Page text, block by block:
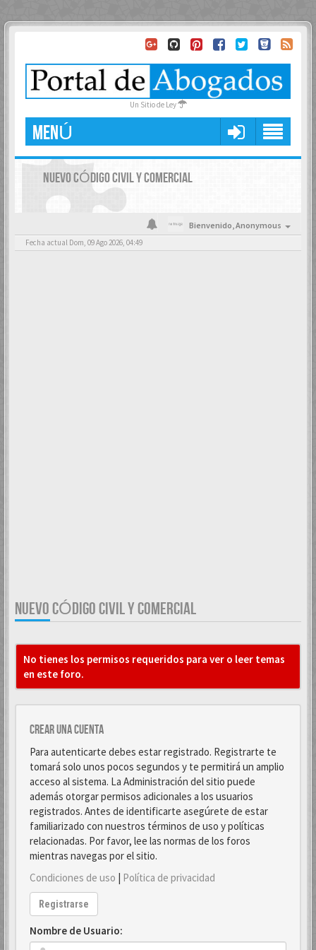
Un Sitio de Ley
MENÚ
NUEVO CÓDIGO CIVIL Y COMERCIAL
Bienvenido,Anonymous
Fecha actual Dom, 09 Ago 2026, 04:49
NUEVO CÓDIGO CIVIL Y COMERCIAL
No tienes los permisos requeridos para ver o leer temas
en este foro.
Crear una cuenta
Para autenticarte debes estar registrado. Registrarte te
tomará solo unos pocos segundos y te permitirá un amplio
acceso al sistema. La Administración del sitio puede
además otorgar permisos adicionales a los usuarios
registrados. Antes de identificarte asegúrete de estar
familiarizado con nuestros términos de uso y políticas
relacionadas. Por favor, lee las normas de los foros
mientras navegas por el sitio.
Condiciones de uso | Política de privacidad
Registrarse
Nombre de Usuario: